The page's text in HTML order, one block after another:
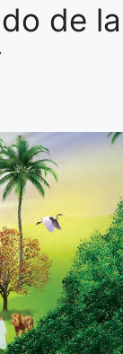
de la